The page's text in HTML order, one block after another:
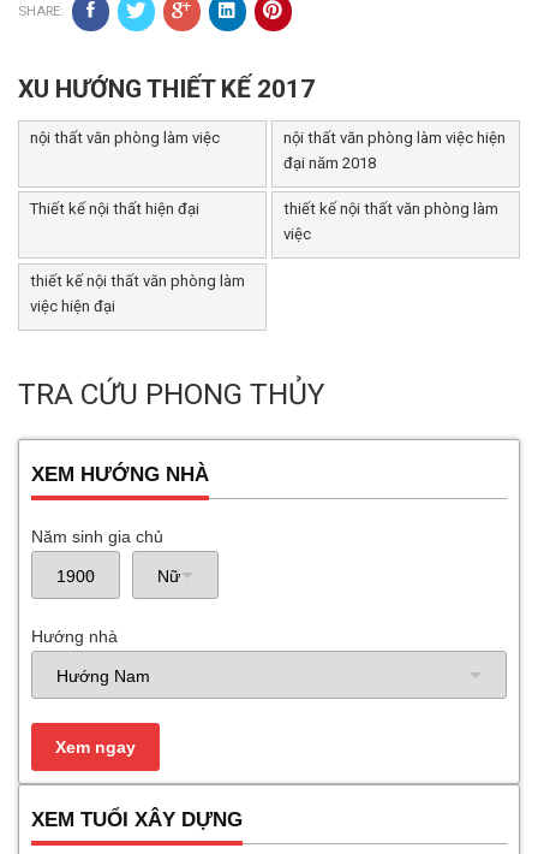
SHARE:
XU HƯỚNG THIẾT KẾ 2017
nội thất văn phòng làm việc
nội thất văn phòng làm việc hiện
đại năm 2018
Thiết kế nội thất hiện đại
thiết kế nội thất văn phòng làm
việc
thiết kế nội thất văn phòng làm
việc hiện đại
TRA CỨU PHONG THỦY
XEM HƯỚNG NHÀ
Năm sinh gia chủ
Hướng nhà
XEM TUỔI XÂY DỰNG